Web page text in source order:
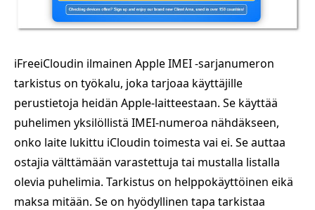
iFreeiCloudin ilmainen Apple IMEI -sarjanumeron
tarkistus on työkalu, joka tarjoaa käyttäjille
perustietoja heidän Apple-laitteestaan. Se käyttää
puhelimen yksilöllistä IMEI-numeroa nähdäkseen,
onko laite lukittu iCloudin toimesta vai ei. Se auttaa
ostajia välttämään varastettuja tai mustalla listalla
olevia puhelimia. Tarkistus on helppokäyttöinen eikä
maksa mitään. Se on hyödyllinen tapa tarkistaa